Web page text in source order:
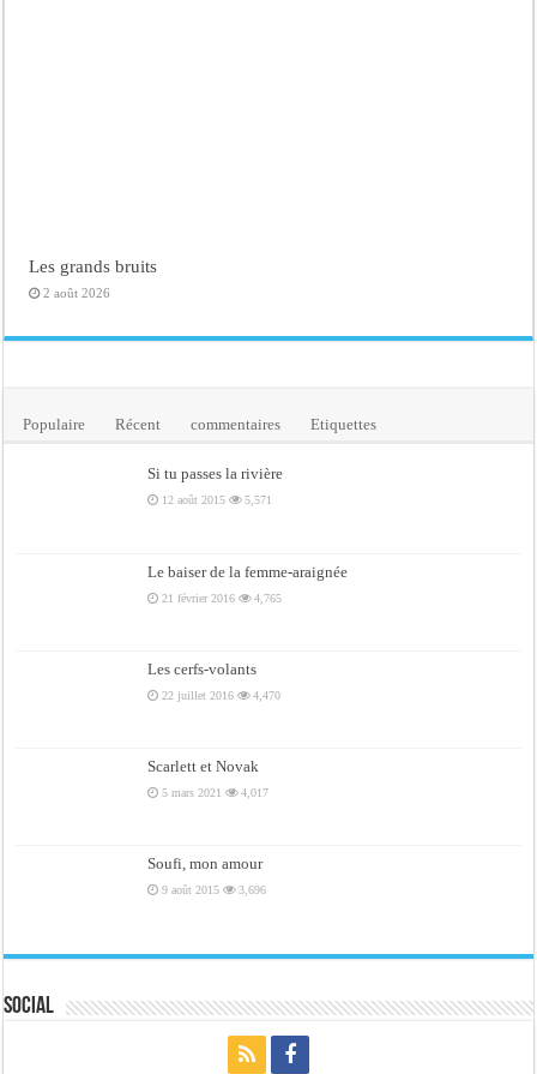
Les grands bruits
2 août 2026
Populaire Récent commentaires Etiquettes
Si tu passes la rivière
12 août 2015 5,571
Le baiser de la femme-araignée
21 février 2016 4,765
Les cerfs-volants
22 juillet 2016 4,470
Scarlett et Novak
5 mars 2021 4,017
Soufi, mon amour
9 août 2015 3,696
Social